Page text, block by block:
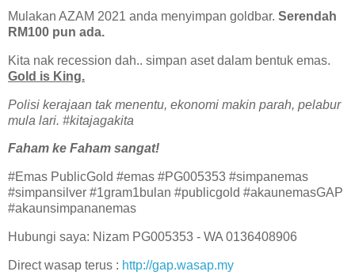
Mulakan AZAM 2021 anda menyimpan goldbar. Serendah
RM100 pun ada.
Kita nak recession dah.. simpan aset dalam bentuk emas.
Gold is King.
Polisi kerajaan tak menentu, ekonomi makin parah, pelabur
mula lari. #kitajagakita
Faham ke Faham sangat!
#Emas PublicGold #emas #PG005353 #simpanemas
#simpansilver #1gram1bulan #publicgold #akaunemasGAP
#akaunsimpananemas
Hubungi saya: Nizam PG005353 - WA 0136408906
Direct wasap terus : http://gap.wasap.my